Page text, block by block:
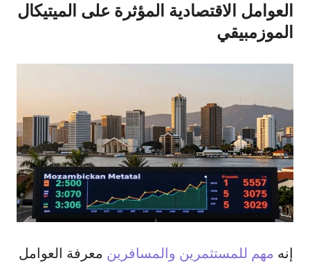
العوامل الاقتصادية المؤثرة على الميتيكال
الموزمبيقي
إنه مهم للمستثمرين والمسافرين معرفة العوامل